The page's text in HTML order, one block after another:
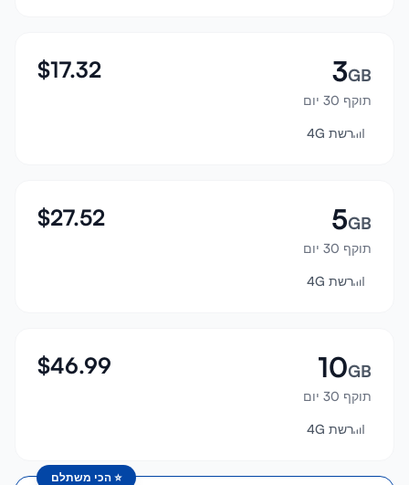
3GB
תוקף 30 יום
$17.32
רשת 4G
5GB
תוקף 30 יום
$27.52
רשת 4G
10GB
תוקף 30 יום
$46.99
רשת 4G
⭐ הכי משתלם